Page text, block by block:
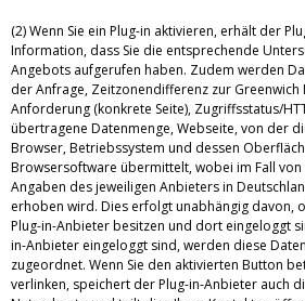
(2) Wenn Sie ein Plug-in aktivieren, erhält der
Information, dass Sie die entsprechende
Angebots aufgerufen haben. Zudem werden
der Anfrage, Zeitzonendifferenz zur Greenwich
Anforderung (konkrete Seite), Zugriffsstatus/
übertragene Datenmenge, Webseite, von der
Browser, Betriebssystem und dessen
Browsersoftware übermittelt, wobei im Fall von
Angaben des jeweiligen Anbieters in
erhoben wird. Dies erfolgt unabhängig davon,
Plug-in-Anbieter besitzen und dort eingeloggt
in-Anbieter eingeloggt sind, werden diese
zugeordnet. Wenn Sie den aktivierten Button
verlinken, speichert der Plug-in-Anbieter auch